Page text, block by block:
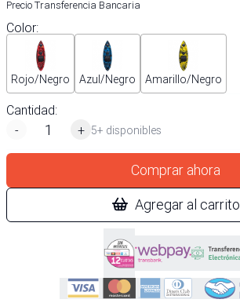
Precio Transferencia Bancaria
Color:
Rojo/Negro Azul/Negro Amarillo/Negro
Cantidad:
-
+ 5+ disponibles
Comprar ahora
Agregar al carrito